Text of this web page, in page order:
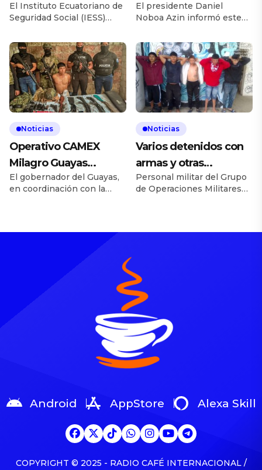
$349M acreditados
El Instituto Ecuatoriano de
Seguridad Social (IESS)
noviembre el adelanto en
el pago de pensiones
jubilares, acreditando
aproximadamente 349
millones de dólares en las
cuentas de miles de
beneficiarios a nivel
nacional. La medida, que
anticipa en seis días el
desembolso habitual
programado para cada 20
del mes, busca apoyar […]
sector público
El presidente Daniel
Noboa Azin informó este
que el sector público ya
recibió el pago del décimo
tercer sueldo, cumpliendo
con la promesa
gubernamental y
generando un impacto
positivo en la economía
nacional mediante la
inyección de liquidez en
miles de hogares. Durante
el anuncio, el mandatario
exhortó a los empresarios
[…]
Noticias
Operativo CAMEX
Milagro Guayas
decomiso armas
drogas
El gobernador del Guayas,
en coordinación con la
de noviembre un operativo
decomiso de armamentos,
falsos de entidades del
orden público, y la […]
Noticias
Varios detenidos con
armas y otras
evidencias peligrosas
Personal militar del Grupo
de Operaciones Militares
noviembre un operativo
López, identificando a
cinco ciudadanos con
actitud sospechosa. Como
resultado, se decomisaron
14 teléfonos celulares, una
moladora marca Truper,
una pistola CZ serie
A32045 […]
Android AppStore Alexa Skill
COPYRIGHT © 2025 - RADIO CAFÉ INTERNACIONAL /